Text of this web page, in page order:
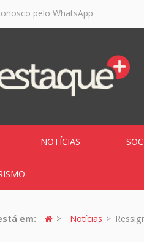
pelo WhatsApp
NOTÍCIAS
em: Notícias